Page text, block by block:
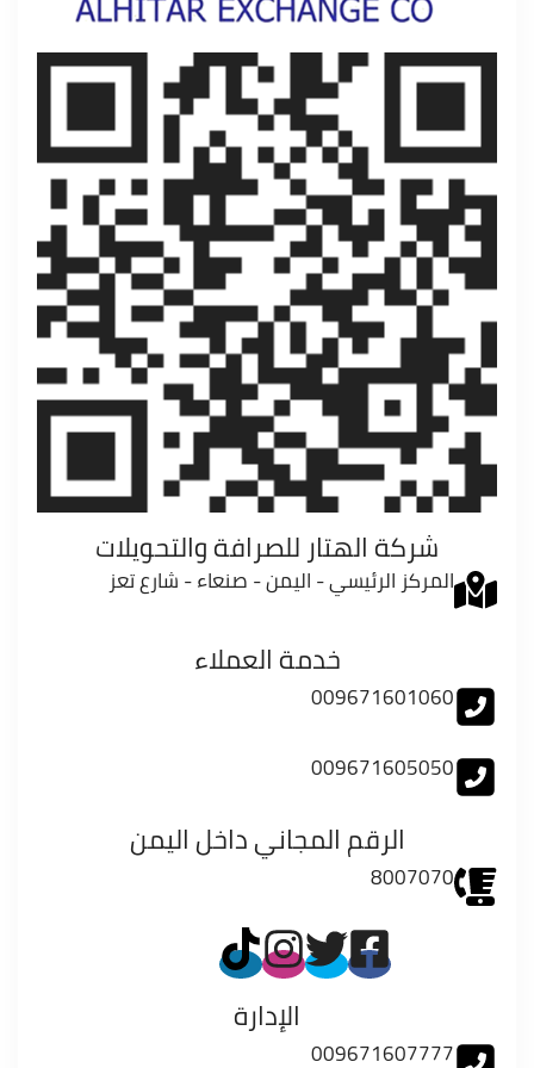
شركة الهتار للصرافة والتحويلات
المركز الرئيسي - اليمن - صنعاء - شارع تعز
خدمة العملاء
009671601060
009671605050
الرقم المجاني داخل اليمن
8007070
الإدارة
009671607777